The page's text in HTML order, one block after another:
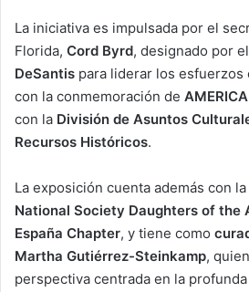
La iniciativa es impulsada por el
Florida, Cord Byrd, designado por
DeSantis para liderar los esfuerzos
con la conmemoración de
con la División de Asuntos
Recursos Históricos.
La exposición cuenta además con
National Society Daughters of the
España Chapter, y tiene como
Martha Gutiérrez-Steinkamp,
perspectiva centrada en la